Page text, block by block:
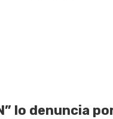
lo denuncia